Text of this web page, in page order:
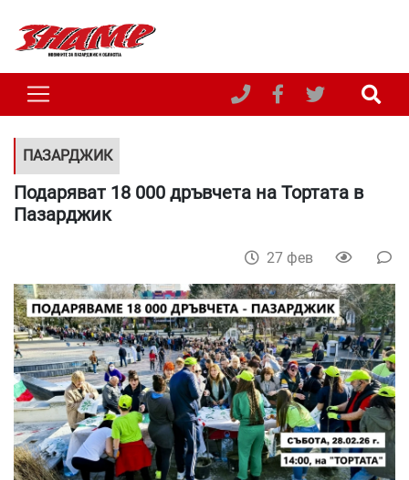
ПАЗАРДЖИК
Подаряват 18 000 дръвчета на Тортата в
Пазарджик
27 фев